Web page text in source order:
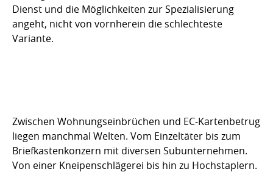
Dienst und die Möglichkeiten zur Spezialisierung
angeht, nicht von vornherein die schlechteste
Variante.
Zwischen Wohnungseinbrüchen und EC-Kartenbetrug
liegen manchmal Welten. Vom Einzeltäter bis zum
Briefkastenkonzern mit diversen Subunternehmen.
Von einer Kneipenschlägerei bis hin zu Hochstaplern.